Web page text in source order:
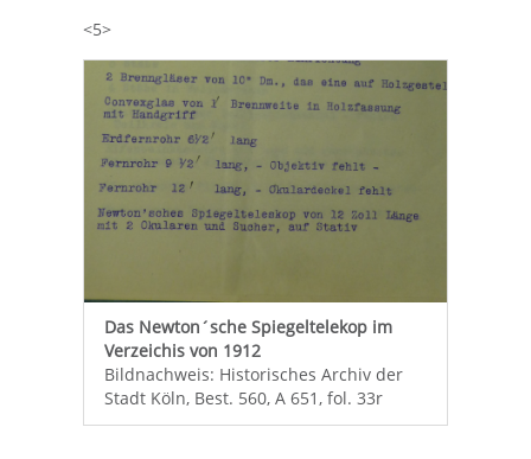
<5>
Das Newton´sche Spiegeltelekop im
Verzeichis von 1912
Bildnachweis: Historisches Archiv der
Stadt Köln, Best. 560, A 651, fol. 33r